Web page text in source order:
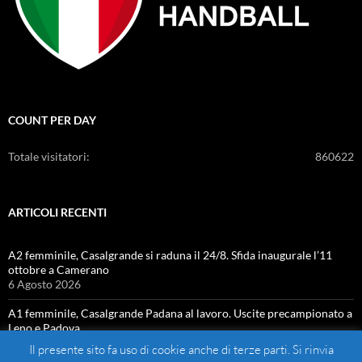
COUNT PER DAY
860622
Totale visitatori:
ARTICOLI RECENTI
A2 femminile, Casalgrande si raduna il 24/8. Sfida inaugurale l’11
ottobre a Camerano
6 Agosto 2026
A1 femminile, Casalgrande Padana al lavoro. Uscite precampionato a
Leno e Padova
4 Agosto 2026
Il presente sito fa uso di cookie anche di terze parti. Si rinvia